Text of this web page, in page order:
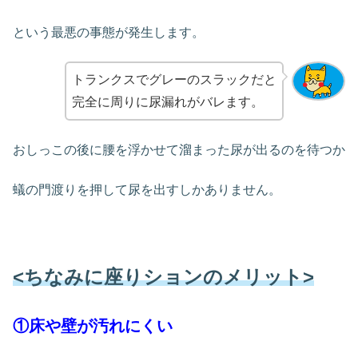
という最悪の事態が発生します。
トランクスでグレーのスラックだと
完全に周りに尿漏れがバレます。
おしっこの後に腰を浮かせて溜まった尿が出るのを待つか
蟻の門渡りを押して尿を出すしかありません。
<ちなみに座りションのメリット>
①床や壁が汚れにくい